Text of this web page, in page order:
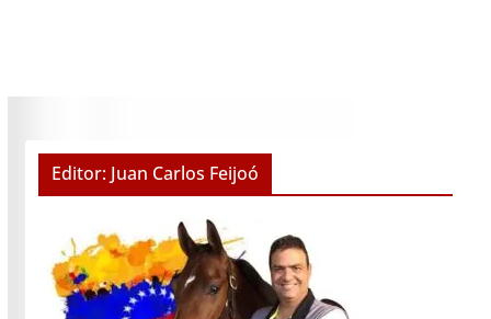
Editor: Juan Carlos Feijoó